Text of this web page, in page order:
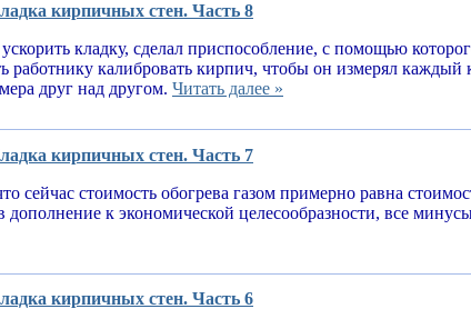
кирпичных стен. Часть 8
кладку, сделал приспособление, с помощью
работнику калибровать кирпич, чтобы он измерял
друг над другом. Читать далее »
кирпичных стен. Часть 7
сейчас стоимость обогрева газом примерно равна
дополнение к экономической целесообразности, все
кирпичных стен. Часть 6